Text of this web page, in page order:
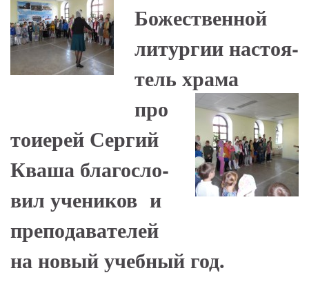
Божественной
литургии на­сто­я­
тель храма
про
тоиерей Сергий
Кваша бла­го­сло­
вил уче­ни­ков и
пре­по­да­ва­те­лей
на но­вый учеб­ный год.